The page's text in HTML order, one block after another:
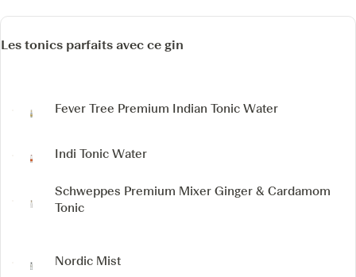
Les tonics parfaits avec ce gin
Fever Tree Premium Indian Tonic Water
Indi Tonic Water
Schweppes Premium Mixer Ginger & Cardamom
Tonic
Nordic Mist